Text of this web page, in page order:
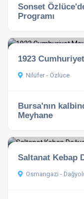
Sonset
Programı
1923
Nilüfer - Özlüce
Bursa'nın
Meyhane
Saltanat Kebap
Osmangazi -